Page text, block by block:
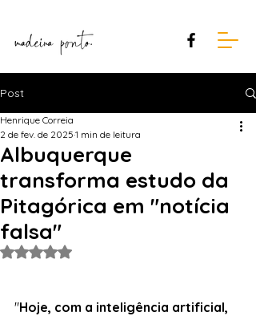
Post
Albuquerque
transforma estudo da
Pitagórica em "notícia
falsa"
Henrique Correia
2 de fev. de 2025 1 min de leitura
Avaliado com NaN de 5 estrelas.
"Hoje, com a inteligência artificial,